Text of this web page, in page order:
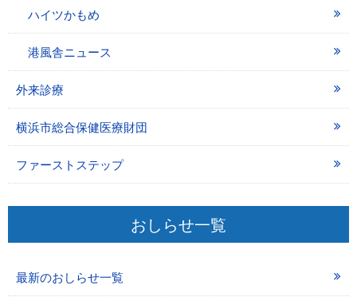
ハイツかもめ
港風舎ニュース
外来診療
横浜市総合保健医療財団
ファーストステップ
おしらせ一覧
最新のおしらせ一覧